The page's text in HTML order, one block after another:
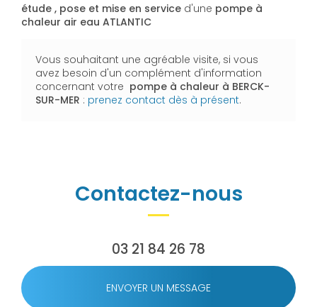
étude , pose et mise en service d'une pompe à
chaleur air eau ATLANTIC
Vous souhaitant une agréable visite, si vous
avez besoin d'un complément d'information
concernant votre pompe à chaleur à BERCK-
SUR-MER : prenez contact dès à présent.
Contactez-nous
03 21 84 26 78
ENVOYER UN MESSAGE